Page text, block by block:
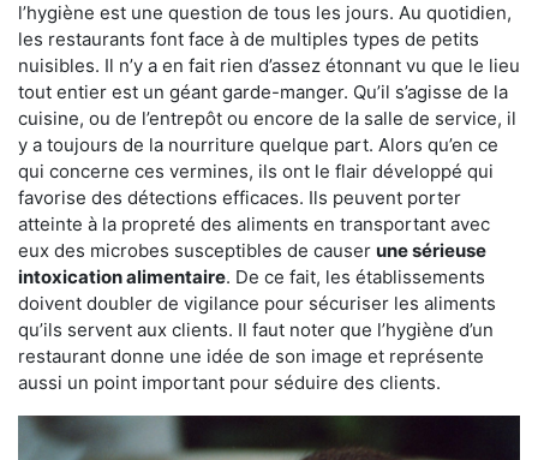
l’hygiène est une question de tous les jours. Au quotidien,
les restaurants font face à de multiples types de petits
nuisibles. Il n’y a en fait rien d’assez étonnant vu que le lieu
tout entier est un géant garde-manger. Qu’il s’agisse de la
cuisine, ou de l’entrepôt ou encore de la salle de service, il
y a toujours de la nourriture quelque part. Alors qu’en ce
qui concerne ces vermines, ils ont le flair développé qui
favorise des détections efficaces. Ils peuvent porter
atteinte à la propreté des aliments en transportant avec
eux des microbes susceptibles de causer une sérieuse
intoxication alimentaire. De ce fait, les établissements
doivent doubler de vigilance pour sécuriser les aliments
qu’ils servent aux clients. Il faut noter que l’hygiène d’un
restaurant donne une idée de son image et représente
aussi un point important pour séduire des clients.